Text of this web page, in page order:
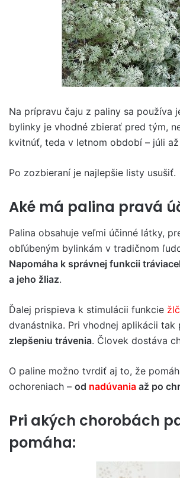
Na prípravu čaju z paliny sa používa
bylinky je vhodné zbierať pred tým,
kvitnúť, teda v letnom období – júli až
Po zozbieraní je najlepšie listy usušiť.
Aké má palina pravá
Palina obsahuje veľmi účinné látky,
obľúbeným bylinkám v tradičnom
Napomáha k správnej funkcii
a jeho žliaz.
Ďalej prispieva k stimulácii funkcie
dvanástnika. Pri vhodnej aplikácii tak
zlepšeniu trávenia. Človek dostáva
O paline možno tvrdiť aj to, že
ochoreniach – od nadúvania až po
Pri akých chorobách
pomáha: